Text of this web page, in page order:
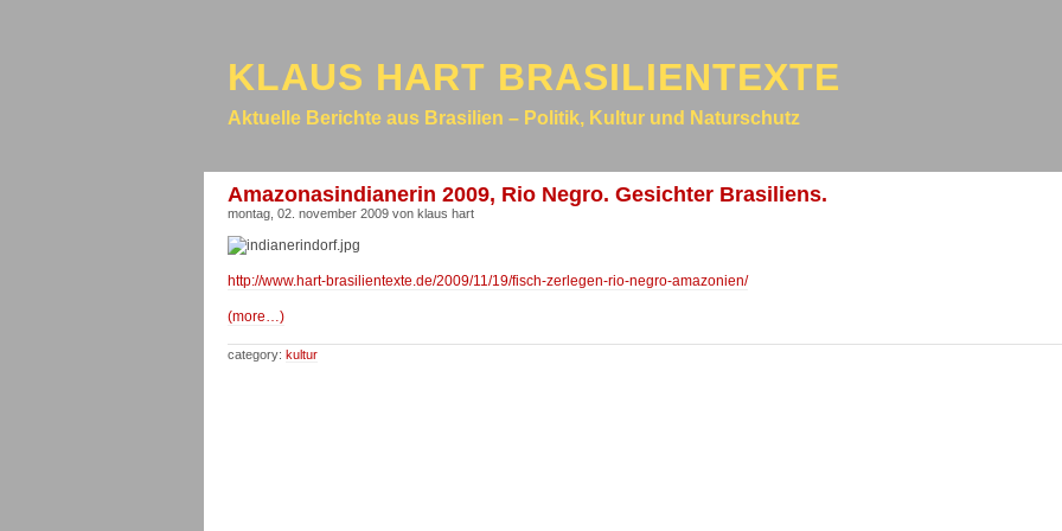
KLAUS HART BRASILIENTEXTE
Aktuelle Berichte aus Brasilien – Politik, Kultur und Naturschutz
Amazonasindianerin 2009, Rio Negro. Gesichter Brasiliens.
montag, 02. november 2009 von klaus hart
http://www.hart-brasilientexte.de/2009/11/19/fisch-zerlegen-rio-negro-amazonien/
(more…)
category: kultur